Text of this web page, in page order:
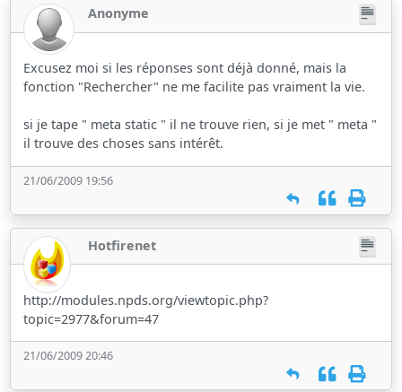
Anonyme
Excusez moi si les réponses sont déjà donné, mais la
fonction "Rechercher" ne me facilite pas vraiment la vie.
si je tape " meta static " il ne trouve rien, si je met " meta "
il trouve des choses sans intérêt.
21/06/2009 19:56
Hotfirenet
http://modules.npds.org/viewtopic.php?
topic=2977&forum=47
21/06/2009 20:46